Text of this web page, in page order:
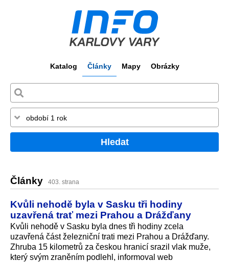
Katalog Články Mapy Obrázky
Hledat
Články 403. strana
Kvůli nehodě byla v Sasku tři hodiny
uzavřená trať mezi Prahou a Drážďany
Kvůli nehodě v Sasku byla dnes tři hodiny zcela
uzavřená část železniční trati mezi Prahou a Drážďany.
Zhruba 15 kilometrů za českou hranicí srazil vlak muže,
který svým zraněním podlehl, informoval web